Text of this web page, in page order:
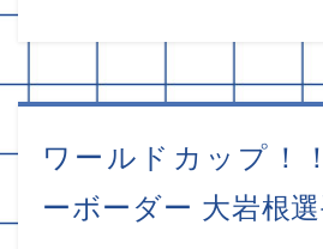
ワールドカップ！
ーボーダー 大岩根選